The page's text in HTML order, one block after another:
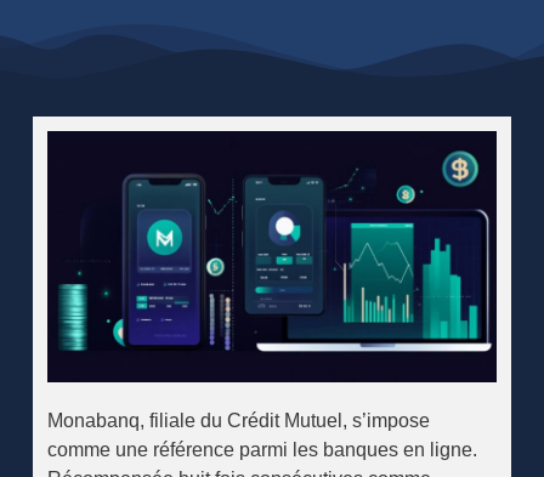
Monabanq, filiale du Crédit Mutuel, s’impose
comme une référence parmi les banques en ligne.